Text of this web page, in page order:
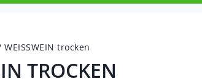
WEISSWEIN trocken
TROCKEN